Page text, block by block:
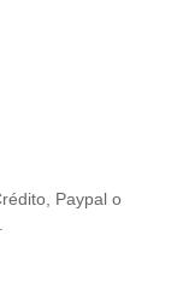
Paypal o